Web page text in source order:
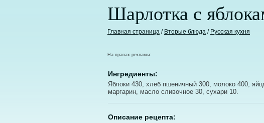
Шарлотка с
Главная страница / Вторые блюда / Русская кухня
На правах рекламы:
Ингредиенты:
Яблоки 430, хлеб пшеничный 300, молоко 400,
маргарин, масло сливочное 30, сухари 10.
Описание рецепта: